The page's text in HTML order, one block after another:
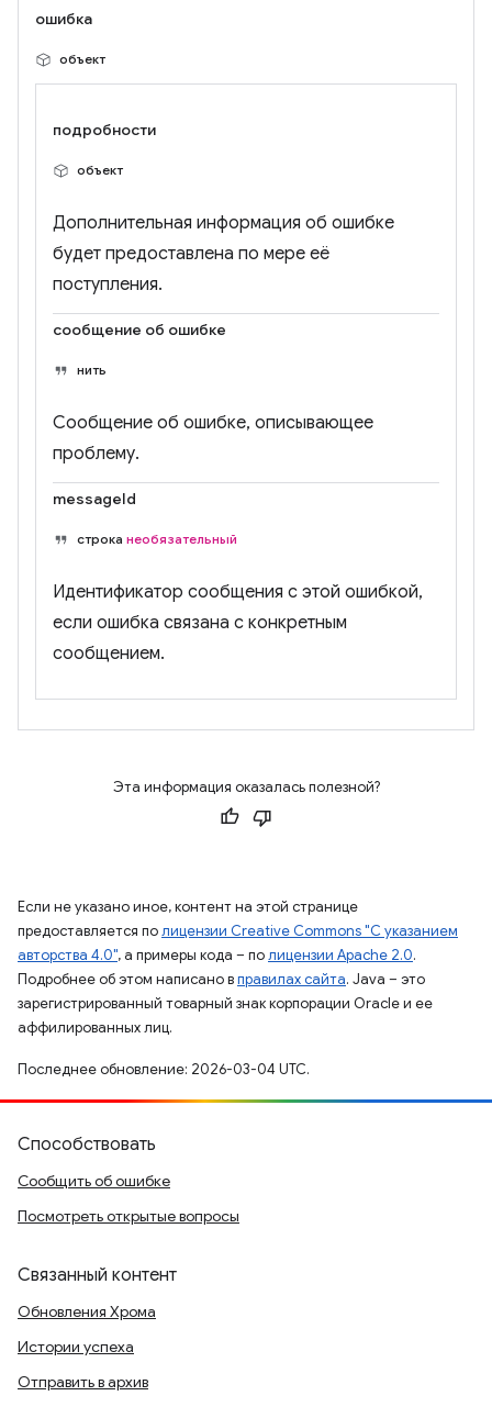
ошибка
объект
подробности
объект
Дополнительная информация об ошибке
будет предоставлена ​​по мере её
поступления.
сообщение об ошибке
нить
Сообщение об ошибке, описывающее
проблему.
messageId
строка необязательный
Идентификатор сообщения с этой ошибкой,
если ошибка связана с конкретным
сообщением.
Эта информация оказалась полезной?
Если не указано иное, контент на этой странице
предоставляется полицензии Creative Commons "С указанием
авторства 4.0", а примеры кода – полицензии Apache 2.0.
Подробнее об этом написано вправилах сайта. Java – это
зарегистрированный товарный знак корпорации Oracle и ее
аффилированных лиц.
Последнее обновление: 2026-03-04 UTC.
Способствовать
Сообщить об ошибке
Посмотреть открытые вопросы
Связанный контент
Обновления Хрома
Истории успеха
Отправить в архив